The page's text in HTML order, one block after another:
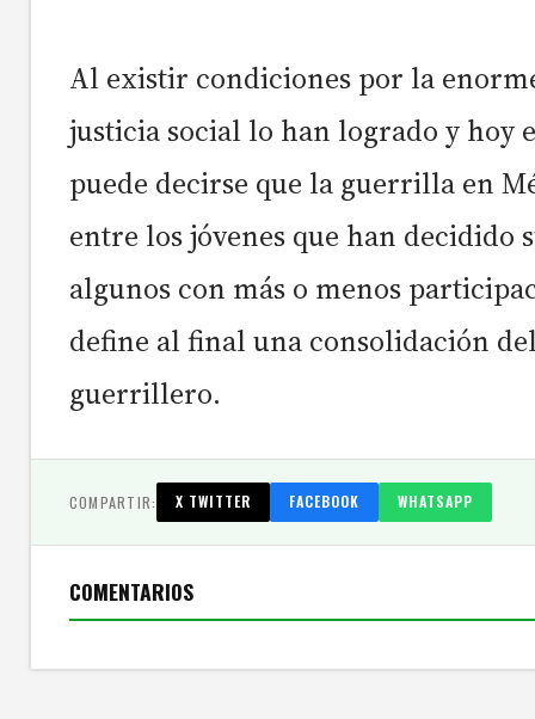
Al existir condiciones por la
justicia social lo han logrado y hoy
puede decirse que la guerrilla en
entre los jóvenes que han decidido
algunos con más o menos
define al final una consolidación
guerrillero.
COMPARTIR: X TWITTER FACEBOOK WHATSAPP
COMENTARIOS